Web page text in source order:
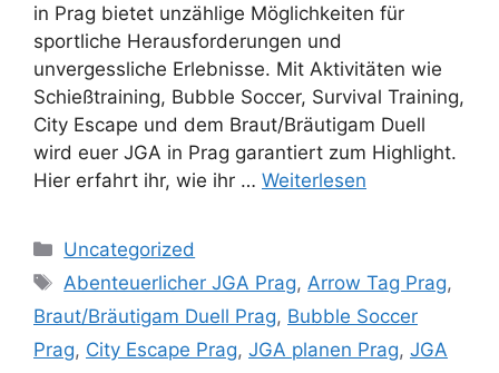
in Prag bietet unzählige Möglichkeiten für
sportliche Herausforderungen und
unvergessliche Erlebnisse. Mit Aktivitäten wie
Schießtraining, Bubble Soccer, Survival Training,
City Escape und dem Braut/Bräutigam Duell
wird euer JGA in Prag garantiert zum Highlight.
Hier erfahrt ihr, wie ihr … Weiterlesen
Kategorien
Uncategorized
Schlagwörter
Abenteuerlicher JGA Prag, Arrow Tag Prag,
Braut/Bräutigam Duell Prag, Bubble Soccer
Prag, City Escape Prag, JGA planen Prag, JGA